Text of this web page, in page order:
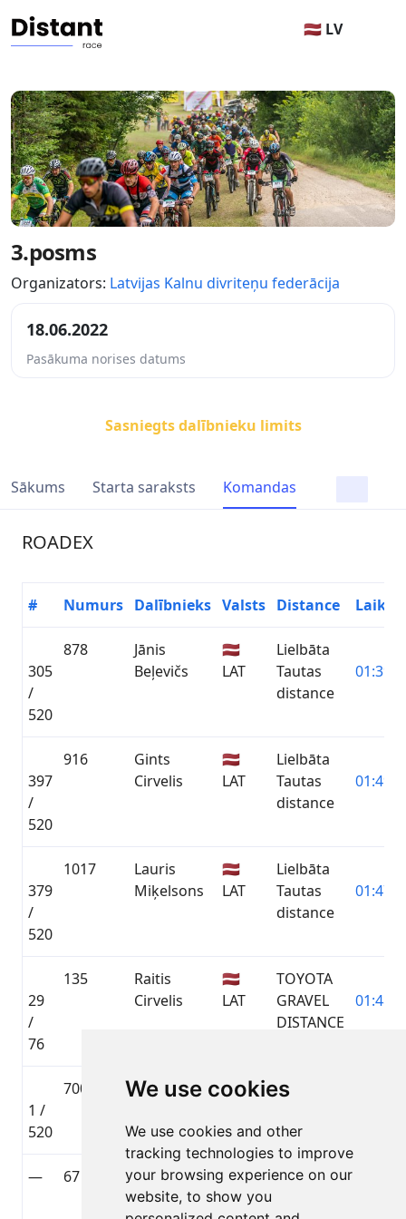
We use cookies
We use cookies and other
tracking technologies to improve
your browsing experience on our
website, to show you
🇱🇻 LV
3.posms
Organizators: Latvijas Kalnu divriteņu federācija
18.06.2022
Pasākuma norises datums
Sasniegts dalībnieku limits
Sākums Starta saraksts Komandas
ROADEX
# Numurs Dalībnieks Valsts Distance Laiks
305
/
520
878
Jānis
Beļevičs
🇱🇻
LAT
Lielbāta
Tautas
distance
397
/
520
916
Gints
Cirvelis
🇱🇻
LAT
Lielbāta
Tautas
distance
379
/
520
1017
Lauris
Miķelsons
🇱🇻
LAT
Lielbāta
Tautas
distance
29
/
76
135
Raitis
Cirvelis
🇱🇻
LAT
TOYOTA
GRAVEL
DISTANCE
1 /
520
700
Ģirts
🇱🇻
Lielbāta
distance
— 67
Krista
Pūcīte
🇱🇻
LAT
TOYOTA